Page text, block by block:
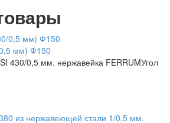
мм) Ф150
430/0,5 мм. нержавейка FERRUMУгол